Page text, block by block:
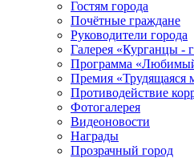
Гостям города
Почётные граждане
Руководители города
Галерея «Курганцы -
Программа
Премия «Трудящаяся
Противодействие
Фотогалерея
Видеоновости
Награды
Прозрачный город